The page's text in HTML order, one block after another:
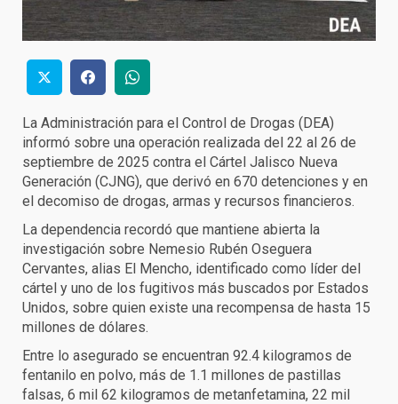
La Administración para el Control de Drogas (DEA)
informó sobre una operación realizada del 22 al 26 de
septiembre de 2025 contra el Cártel Jalisco Nueva
Generación (CJNG), que derivó en 670 detenciones y en
el decomiso de drogas, armas y recursos financieros.
La dependencia recordó que mantiene abierta la
investigación sobre Nemesio Rubén Oseguera
Cervantes, alias El Mencho, identificado como líder del
cártel y uno de los fugitivos más buscados por Estados
Unidos, sobre quien existe una recompensa de hasta 15
millones de dólares.
Entre lo asegurado se encuentran 92.4 kilogramos de
fentanilo en polvo, más de 1.1 millones de pastillas
falsas, 6 mil 62 kilogramos de metanfetamina, 22 mil